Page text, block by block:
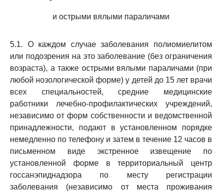
и острыми вялыми параличами
5.1. О каждом случае заболевания полиомиелитом
или подозрения на это заболевание (без ограничения
возраста), а также острыми вялыми параличами (при
любой нозологической форме) у детей до 15 лет врачи
всех специальностей, средние медицинские
работники лечебно-профилактических учреждений,
независимо от форм собственности и ведомственной
принадлежности, подают в установленном порядке
немедленно по телефону и затем в течение 12 часов в
письменном виде экстренное извещение по
установленной форме в территориальный центр
госсанэпиднадзора по месту регистрации
заболевания (независимо от места проживания